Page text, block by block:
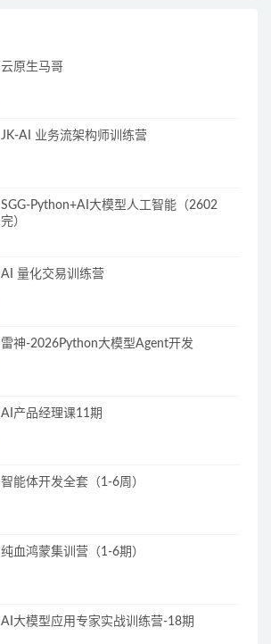
云原生马哥
JK-AI 业务流架构师训练营
SGG-Python+AI大模型人工智能（2602
完）
AI 量化交易训练营
雷神-2026Python大模型Agent开发
AI产品经理课11期
智能体开发全套（1-6周）
纯血鸿蒙集训营（1-6期）
AI大模型应用专家实战训练营-18期